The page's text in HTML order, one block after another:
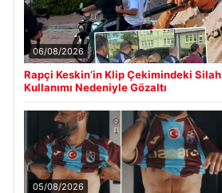
06/08/2026
Rapçi Keskin’in Klip Çekimindeki Silah
Kullanımı Nedeniyle Gözaltı
05/08/2026